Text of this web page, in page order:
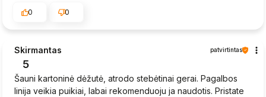
0
0
Skirmantas patvirtintas
5
Šauni kartoninė dėžutė, atrodo stebėtinai gerai. Pagalbos
linija veikia puikiai, labai rekomenduoju ja naudotis. Pristate